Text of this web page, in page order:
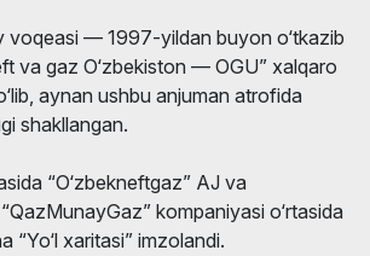
voqeasi — 1997-yildan buyon o‘tkazib
va gaz O‘zbekiston — OGU” xalqaro
aynan ushbu anjuman atrofida
shakllangan.
“O‘zbekneftgaz” AJ va
kompaniyasi o‘rtasida
“Yo‘l xaritasi” imzolandi.